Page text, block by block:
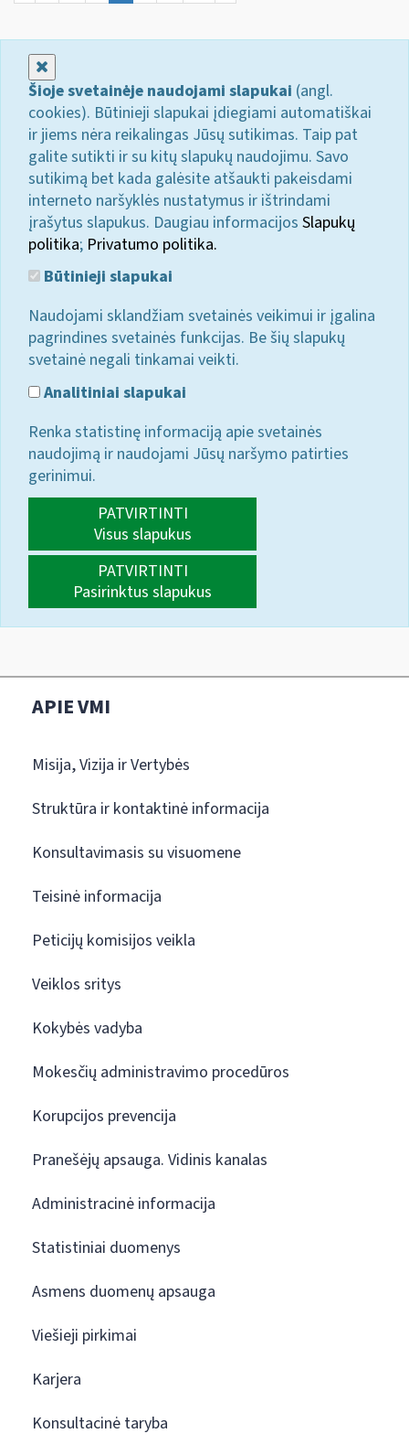
Šioje svetainėje naudojami slapukai (angl.
cookies). Būtinieji slapukai įdiegiami automatiškai
ir jiems nėra reikalingas Jūsų sutikimas. Taip pat
galite sutikti ir su kitų slapukų naudojimu. Savo
sutikimą bet kada galėsite atšaukti pakeisdami
interneto naršyklės nustatymus ir ištrindami
įrašytus slapukus. Daugiau informacijos Slapukų
politika; Privatumo politika.
Būtinieji slapukai
Naudojami sklandžiam svetainės veikimui ir įgalina
pagrindines svetainės funkcijas. Be šių slapukų
svetainė negali tinkamai veikti.
Analitiniai slapukai
Renka statistinę informaciją apie svetainės
naudojimą ir naudojami Jūsų naršymo patirties
gerinimui.
PATVIRTINTI
Visus slapukus
PATVIRTINTI
Pasirinktus slapukus
APIE VMI
Misija, Vizija ir Vertybės
Struktūra ir kontaktinė informacija
Konsultavimasis su visuomene
Teisinė informacija
Peticijų komisijos veikla
Veiklos sritys
Kokybės vadyba
Mokesčių administravimo procedūros
Korupcijos prevencija
Pranešėjų apsauga. Vidinis kanalas
Administracinė informacija
Statistiniai duomenys
Asmens duomenų apsauga
Viešieji pirkimai
Karjera
Konsultacinė taryba